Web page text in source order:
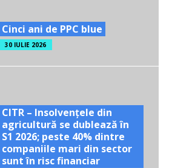
Cinci ani de PPC blue
30 IULIE 2026
CITR – Insolvențele din
agricultură se dublează în
S1 2026; peste 40% dintre
companiile mari din sector
sunt în risc financiar